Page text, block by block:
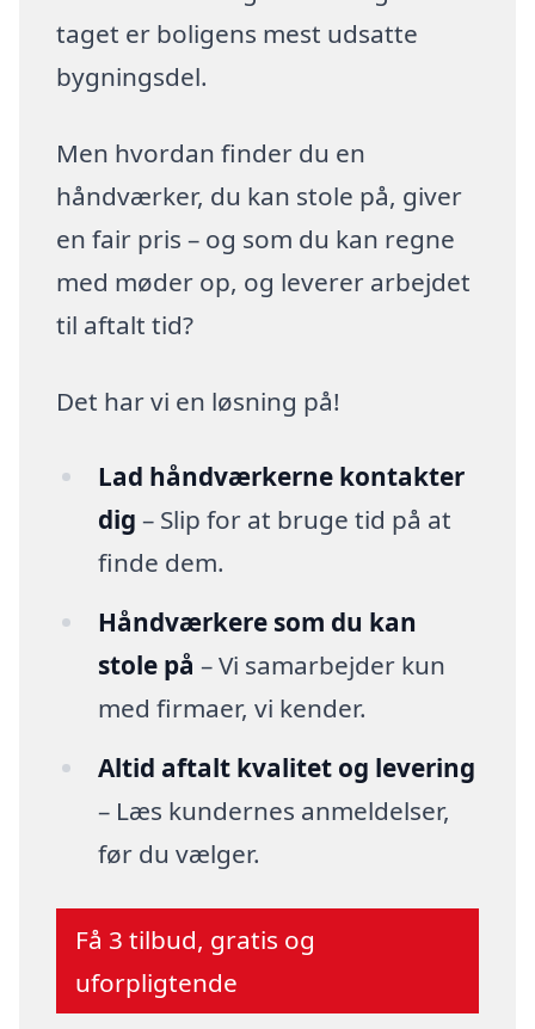
taget er boligens mest udsatte
bygningsdel.
Men hvordan finder du en
håndværker, du kan stole på, giver
en fair pris – og som du kan regne
med møder op, og leverer arbejdet
til aftalt tid?
Det har vi en løsning på!
Lad håndværkerne kontakter
dig – Slip for at bruge tid på at
finde dem.
Håndværkere som du kan
stole på – Vi samarbejder kun
med firmaer, vi kender.
Altid aftalt kvalitet og levering
– Læs kundernes anmeldelser,
før du vælger.
Få 3 tilbud, gratis og
uforpligtende